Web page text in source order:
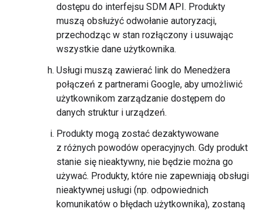
dostępu do interfejsu SDM API. Produkty
muszą obsłużyć odwołanie autoryzacji,
przechodząc w stan rozłączony i usuwając
wszystkie dane użytkownika.
Usługi muszą zawierać link do Menedżera
połączeń z partnerami Google, aby umożliwić
użytkownikom zarządzanie dostępem do
danych struktur i urządzeń.
Produkty mogą zostać dezaktywowane
z różnych powodów operacyjnych. Gdy produkt
stanie się nieaktywny, nie będzie można go
używać. Produkty, które nie zapewniają obsługi
nieaktywnej usługi (np. odpowiednich
komunikatów o błędach użytkownika), zostaną